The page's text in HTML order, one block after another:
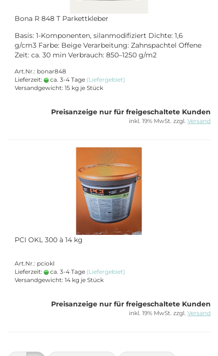
Bona R 848 T Parkettkleber
Basis: 1-Komponenten, silanmodifiziert Dichte: 1,6
g/cm3 Farbe: Beige Verarbeitung: Zahnspachtel Offene
Zeit: ca. 30 min Verbrauch: 850–1250 g/m2
Art.Nr.: bonar848
Lieferzeit:
ca. 3-4 Tage (Liefergebiet)
Versandgewicht: 15 kg je Stück
Preisanzeige nur für freigeschaltete Kunden
inkl. 19% MwSt. zzgl. Versand
PCI OKL 300 à 14 kg
Art.Nr.: pciokl
Lieferzeit:
ca. 3-4 Tage (Liefergebiet)
Versandgewicht: 14 kg je Stück
Preisanzeige nur für freigeschaltete Kunden
inkl. 19% MwSt. zzgl. Versand